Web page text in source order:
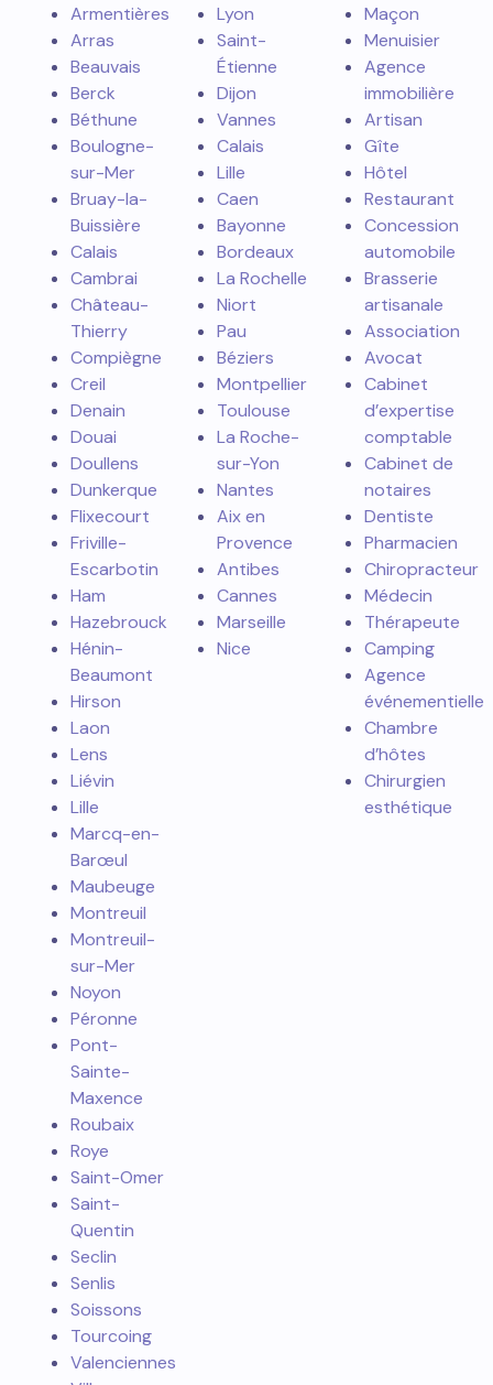
Armentières
Arras
Beauvais
Berck
Béthune
Boulogne-
sur-Mer
Bruay-la-
Buissière
Calais
Cambrai
Château-
Thierry
Compiègne
Creil
Denain
Douai
Doullens
Dunkerque
Flixecourt
Friville-
Escarbotin
Ham
Hazebrouck
Hénin-
Beaumont
Hirson
Laon
Lens
Liévin
Lille
Marcq-en-
Barœul
Maubeuge
Montreuil
Montreuil-
sur-Mer
Noyon
Péronne
Pont-
Sainte-
Maxence
Roubaix
Roye
Saint-Omer
Saint-
Quentin
Seclin
Senlis
Soissons
Tourcoing
Valenciennes
Lyon
Saint-
Étienne
Dijon
Vannes
Calais
Lille
Caen
Bayonne
Bordeaux
La Rochelle
Niort
Pau
Béziers
Montpellier
Toulouse
La Roche-
sur-Yon
Nantes
Aix en
Provence
Antibes
Cannes
Marseille
Nice
Maçon
Menuisier
Agence
immobilière
Artisan
Gîte
Hôtel
Restaurant
Concession
automobile
Brasserie
artisanale
Association
Avocat
Cabinet
d’expertise
comptable
Cabinet de
notaires
Dentiste
Pharmacien
Chiropracteur
Médecin
Thérapeute
Camping
Agence
événementielle
Chambre
d’hôtes
Chirurgien
esthétique